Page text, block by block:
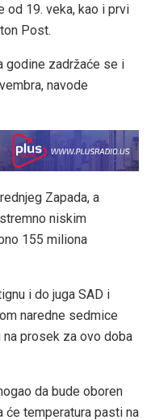
od 19. veka, kao i prvi
Post.
godine zadržaće se i
navode
Zapada, a
niskim
155 miliona
i do juga SAD i
naredne sedmice
prosek za ovo doba
da bude oboren
temperatura pasti na